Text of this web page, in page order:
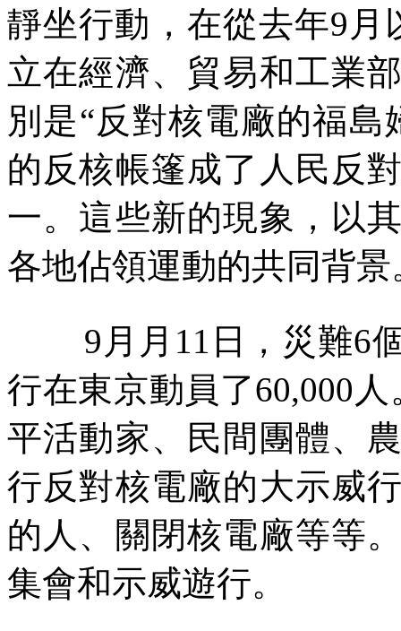
靜坐行動，在從去年9 月
立在經濟、貿易和工業
別是“反對核電廠的福
的反核帳篷成了人民反
一。這些新的現象，以
各地佔領運動的共同背景
9 月月 11 日，災難6
行在東京動員了60,000
平活動家、民間團體、
行反對核電廠的大示威
的人、關閉核電廠等等
集會和示威遊行。